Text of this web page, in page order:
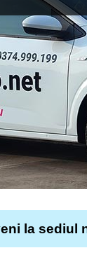
la sediul